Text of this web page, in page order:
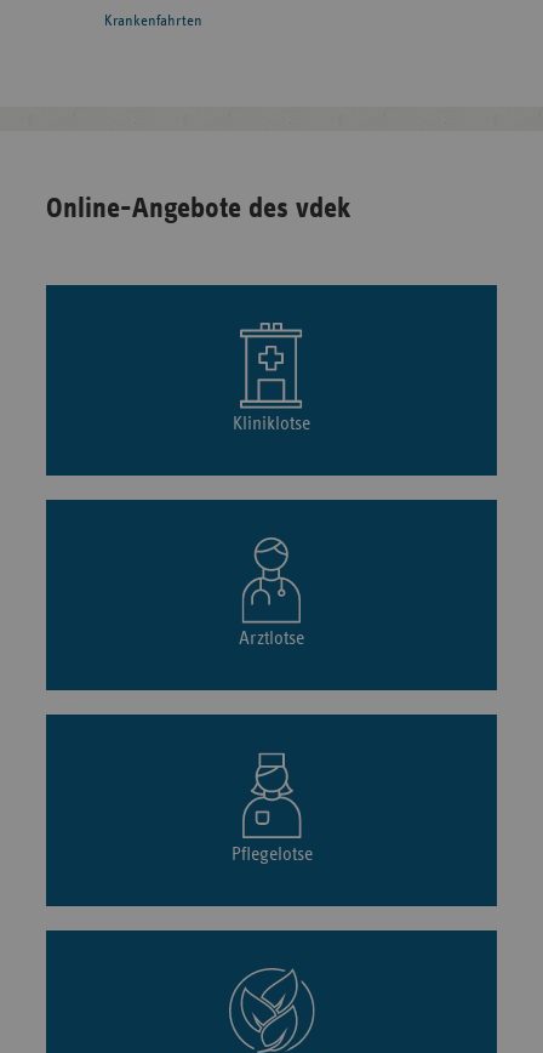
Krankenfahrten
Online-Angebote des vdek
Kliniklotse
Arztlotse
Pflegelotse